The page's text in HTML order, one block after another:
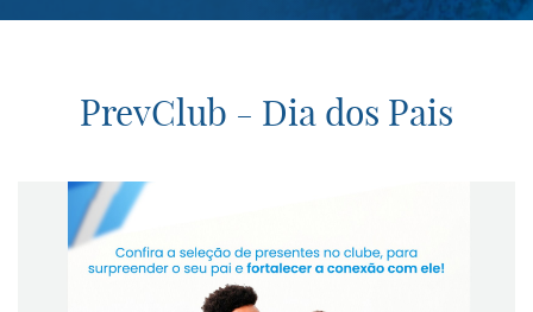
PrevClub - Dia dos Pais